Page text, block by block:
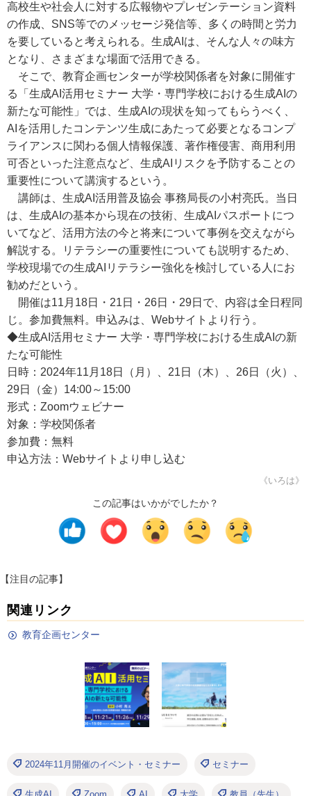
高校生や社会人に対する広報物やプレゼンテーション資料
の作成、SNS等でのメッセージ発信等、多くの時間と労力
を要していると考えられる。生成AIは、そんな人々の味方
となり、さまざまな場面で活用できる。
そこで、教育企画センターが学校関係者を対象に開催す
る「生成AI活用セミナー 大学・専門学校における生成AIの
新たな可能性」では、生成AIの現状を知ってもらうべく、
AIを活用したコンテンツ生成にあたって必要となるコンプ
ライアンスに関わる個人情報保護、著作権侵害、商用利用
可否といった注意点など、生成AIリスクを予防することの
重要性について講演するという。
講師は、生成AI活用普及協会 事務局長の小村亮氏。当日
は、生成AIの基本から現在の技術、生成AIパスポートにつ
いてなど、活用方法の今と将来について事例を交えながら
解説する。リテラシーの重要性についても説明するため、
学校現場での生成AIリテラシー強化を検討している人にお
勧めだという。
開催は11月18日・21日・26日・29日で、内容は全日程同
じ。参加費無料。申込みは、Webサイトより行う。
◆生成AI活用セミナー 大学・専門学校における生成AIの新
たな可能性
日時：2024年11月18日（月）、21日（木）、26日（火）、
29日（金）14:00～15:00
形式：Zoomウェビナー
対象：学校関係者
参加費：無料
申込方法：Webサイトより申し込む
《いろは》
この記事はいかがでしたか？
【注目の記事】
関連リンク
教育企画センター
2024年11月開催のイベント・セミナー セミナー